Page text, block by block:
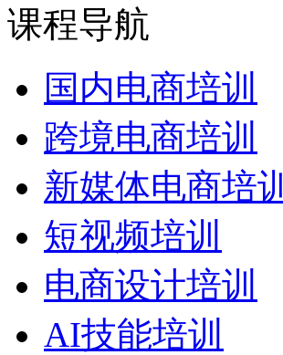
课程导航
国内电商培训
跨境电商培训
新媒体电商培训
短视频培训
电商设计培训
AI技能培训